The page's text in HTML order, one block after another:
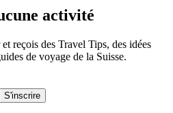
activité
reçois des Travel Tips, des idées
de voyage de la Suisse.
S'inscrire